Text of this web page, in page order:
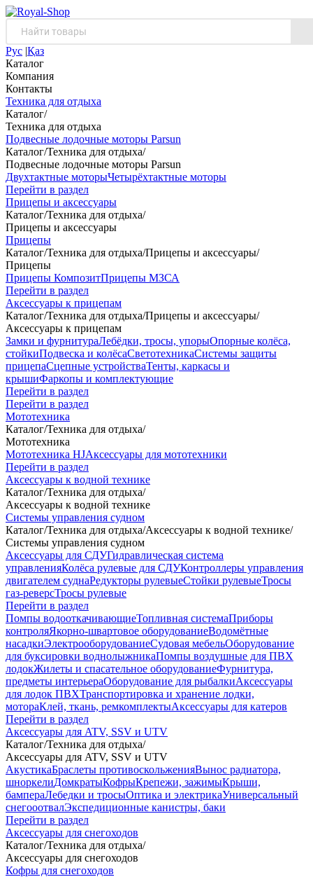
Рус |Қаз
Каталог
Компания
Контакты
Техника для отдыха
Каталог/
Техника для отдыха
Подвесные лодочные моторы Parsun
Каталог/Техника для отдыха/
Подвесные лодочные моторы Parsun
Двухтактные моторыЧетырёхтактные моторы
Перейти в раздел
Прицепы и аксессуары
Каталог/Техника для отдыха/
Прицепы и аксессуары
Прицепы
Каталог/Техника для отдыха/Прицепы и аксессуары/
Прицепы
Прицепы КомпозитПрицепы МЗСА
Перейти в раздел
Аксессуары к прицепам
Каталог/Техника для отдыха/Прицепы и аксессуары/
Аксессуары к прицепам
Замки и фурнитураЛебёдки, тросы, упорыОпорные колёса,
стойкиПодвеска и колёсаСветотехникаСистемы защиты
прицепаСцепные устройстваТенты, каркасы и
крышиФаркопы и комплектующие
Перейти в раздел
Перейти в раздел
Мототехника
Каталог/Техника для отдыха/
Мототехника
Мототехника HJАксессуары для мототехники
Перейти в раздел
Аксессуары к водной технике
Каталог/Техника для отдыха/
Аксессуары к водной технике
Системы управления судном
Каталог/Техника для отдыха/Аксессуары к водной технике/
Системы управления судном
Аксессуары для СДУГидравлическая система
управленияКолёса рулевые для СДУКонтроллеры управления
двигателем суднаРедукторы рулевыеСтойки рулевыеТросы
газ-реверсТросы рулевые
Перейти в раздел
Помпы водооткачивающиеТопливная системаПриборы
контроляЯкорно-швартовое оборудованиеВодомётные
насадкиЭлектрооборудованиеСудовая мебельОборудование
для буксировки воднолыжникаПомпы воздушные для ПВХ
лодокЖилеты и спасательное оборудованиеФурнитура,
предметы интерьераОборудование для рыбалкиАксессуары
для лодок ПВХТранспортировка и хранение лодки,
мотораКлей, ткань, ремкомплектыАксессуары для катеров
Перейти в раздел
Аксессуары для ATV, SSV и UTV
Каталог/Техника для отдыха/
Аксессуары для ATV, SSV и UTV
АкустикаБраслеты противоскольженияВынос радиатора,
шноркелиДомкратыКофрыКрепежи, зажимыКрыши,
бампераЛебедки и тросыОптика и электрикаУниверсальный
снегооотвалЭкспедиционные канистры, баки
Перейти в раздел
Аксессуары для снегоходов
Каталог/Техника для отдыха/
Аксессуары для снегоходов
Кофры для снегоходов